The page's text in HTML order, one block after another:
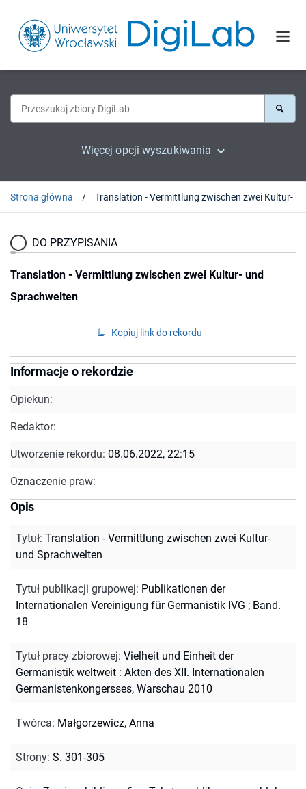
Więcej opcji wyszukiwania
Strona główna
DO PRZYPISANIA
Translation - Vermittlung zwischen zwei Kultur- und
Sprachwelten
Kopiuj link do rekordu
Informacje o rekordzie
Opiekun:
Redaktor:
Utworzenie rekordu: 08.06.2022, 22:15
Oznaczenie praw:
Opis
Tytuł: Translation - Vermittlung zwischen zwei Kultur-
und Sprachwelten
Tytuł publikacji grupowej: Publikationen der
Internationalen Vereinigung für Germanistik IVG ; Band.
18
Tytuł pracy zbiorowej: Vielheit und Einheit der
Germanistik weltweit : Akten des XII. Internationalen
Germanistenkongersses, Warschau 2010
Twórca: Małgorzewicz, Anna
Strony: S. 301-305